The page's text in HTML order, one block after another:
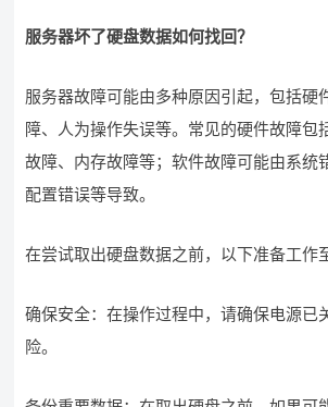
服务器坏了硬盘数据如何找回？
服务器故障可能由多种原因引起，包括硬
障、人为操作失误等。常见的硬件故障包
故障、内存故障等；软件故障可能由系统
配置错误等导致。
在尝试取出硬盘数据之前，以下准备工作
确保安全：在操作过程中，请确保电源已
险。